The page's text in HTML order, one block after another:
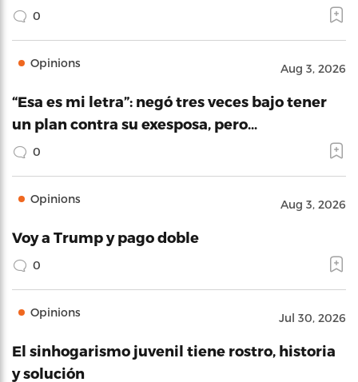
0
Opinions Aug 3, 2026
“Esa es mi letra”: negó tres veces bajo tener
un plan contra su exesposa, pero…
0
Opinions Aug 3, 2026
Voy a Trump y pago doble
0
Opinions Jul 30, 2026
El sinhogarismo juvenil tiene rostro, historia
y solución